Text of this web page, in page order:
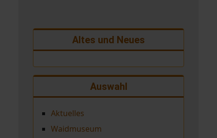
Altes und Neues
Auswahl
Aktuelles
Waidmuseum